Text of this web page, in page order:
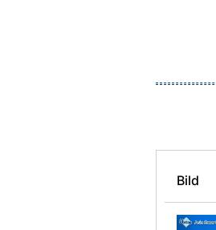
Bild